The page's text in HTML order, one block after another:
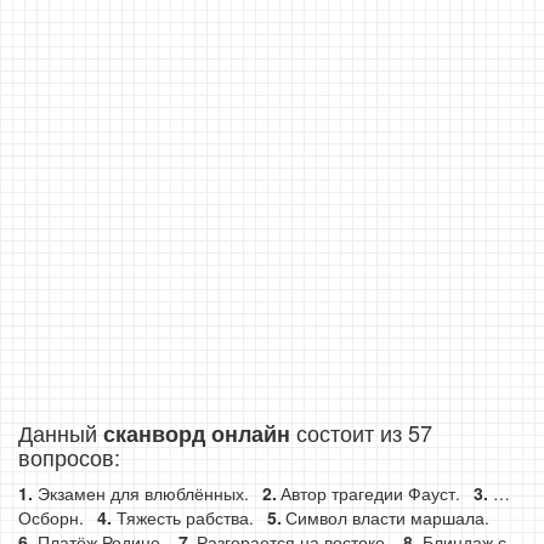
Данный сканворд онлайн состоит из 57
вопросов:
Экзамен для влюблённых. Автор трагедии Фауст.
…
Осборн.
Тяжесть рабства.
Символ власти маршала.